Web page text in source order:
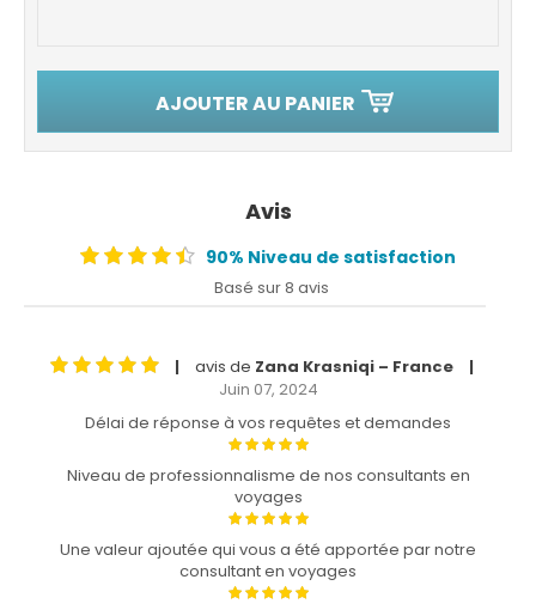
AJOUTER AU PANIER
Avis
90% Niveau de satisfaction
Basé sur 8 avis
| avis de Zana Krasniqi – France |
Juin 07, 2024
Délai de réponse à vos requêtes et demandes
Niveau de professionnalisme de nos consultants en
voyages
Une valeur ajoutée qui vous a été apportée par notre
consultant en voyages